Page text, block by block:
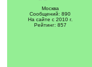
Москва
Сообщений: 890
На сайте с 2010 г.
Рейтинг: 857